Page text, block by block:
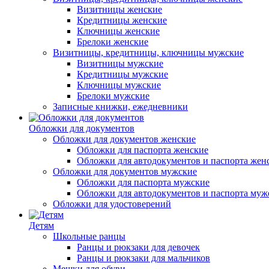
Визитницы женские
Кредитницы женские
Ключницы женские
Брелоки женские
Визитницы, кредитницы, ключницы мужские
Визитницы мужские
Кредитницы мужские
Ключницы мужские
Брелоки мужские
Записные книжки, ежедневники
Обложки для документов
Обложки для документов женские
Обложки для паспорта женские
Обложки для автодокументов и паспорта
Обложки для документов мужские
Обложки для паспорта мужские
Обложки для автодокументов и паспорта
Обложки для удостоверений
Детям
Школьные ранцы
Ранцы и рюкзаки для девочек
Ранцы и рюкзаки для мальчиков